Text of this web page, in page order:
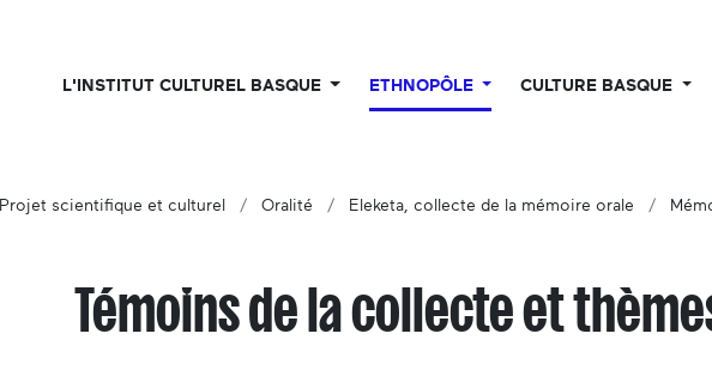
L'INSTITUT CULTUREL BASQUE ETHNOPÔLE CULTURE BASQUE
Projet scientifique et culturel Oralité Eleketa, collecte de la mémoire orale
Témoins de la collecte et